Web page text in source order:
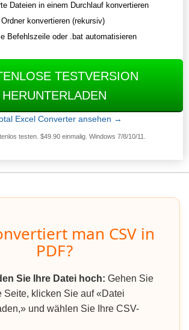
Dateien in einem Durchlauf konvertieren
konvertieren (rekursiv)
Befehlszeile oder .bat automatisieren
TESTVERSION
HERUNTERLADEN
Excel Converter ansehen →
testen. $49.90 einmalig. Windows 7/8/10/11.
man CSV in
PDF?
Sie Ihre Datei hoch: Gehen Sie
Seite, klicken Sie auf «Datei
und wählen Sie Ihre CSV-